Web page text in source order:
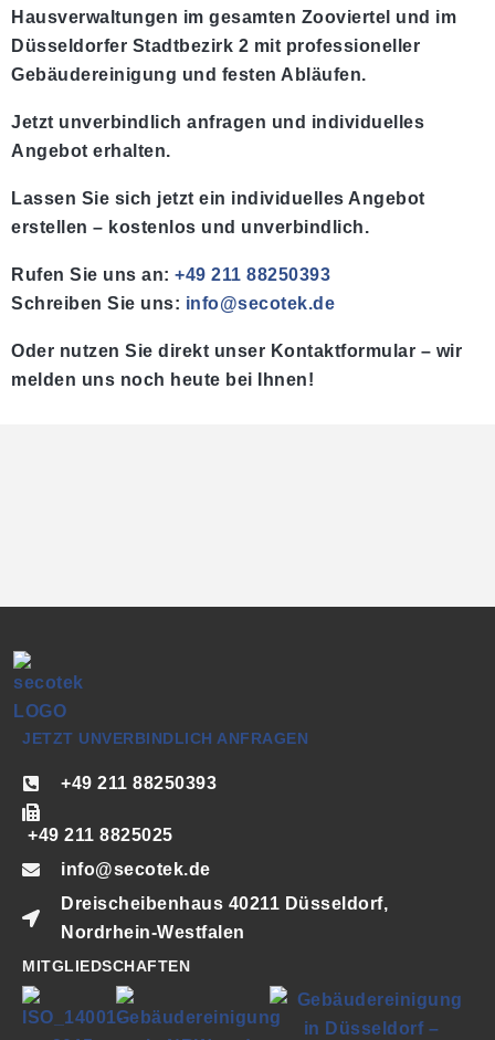
Hausverwaltungen im gesamten Zooviertel und im
Düsseldorfer Stadtbezirk 2 mit professioneller
Gebäudereinigung und festen Abläufen.
Jetzt unverbindlich anfragen und individuelles
Angebot erhalten.
Lassen Sie sich jetzt ein individuelles Angebot
erstellen – kostenlos und unverbindlich.
Rufen Sie uns an: +49 211 88250393
Schreiben Sie uns: info@secotek.de
Oder nutzen Sie direkt unser Kontaktformular – wir
melden uns noch heute bei Ihnen!
JETZT UNVERBINDLICH ANFRAGEN
+49 211 88250393
+49 211 8825025
info@secotek.de
Dreischeibenhaus 40211 Düsseldorf,
Nordrhein-Westfalen
MITGLIEDSCHAFTEN